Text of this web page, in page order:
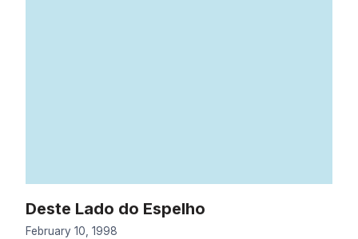
Deste Lado do Espelho
February 10, 1998